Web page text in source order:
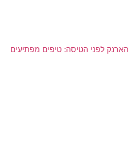
לפני הטיסה: טיפים מפתיעים